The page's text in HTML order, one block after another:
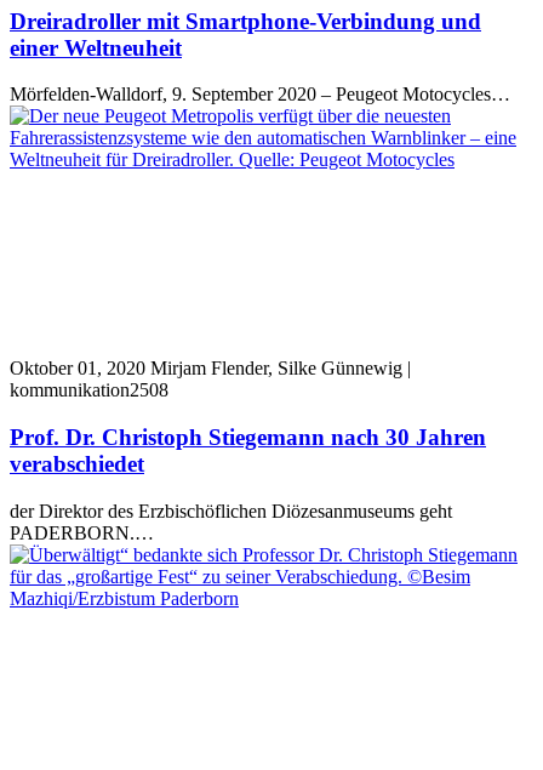
Dreiradroller mit Smartphone-Verbindung und
einer Weltneuheit
Mörfelden-Walldorf, 9. September 2020 – Peugeot Motocycles…
Oktober 01, 2020 Mirjam Flender, Silke Günnewig |
kommunikation2508
Prof. Dr. Christoph Stiegemann nach 30 Jahren
verabschiedet
der Direktor des Erzbischöflichen Diözesanmuseums geht
PADERBORN.…